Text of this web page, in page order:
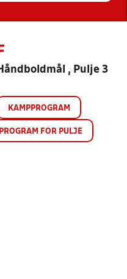
, Pulje 3
KAMPPROGRAM
FOR PULJE